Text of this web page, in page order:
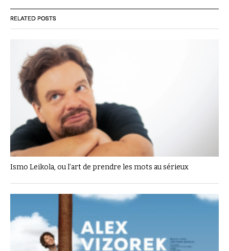
RELATED POSTS
Ismo Leikola, ou l’art de prendre les mots au sérieux